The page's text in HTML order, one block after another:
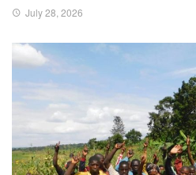
July 28, 2026